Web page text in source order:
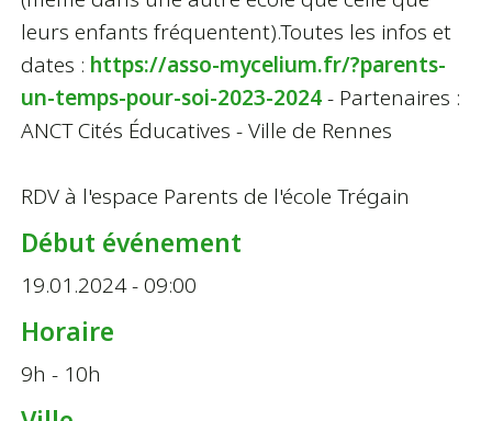
leurs enfants fréquentent).Toutes les infos et
dates : https://asso-mycelium.fr/?parents-
un-temps-pour-soi-2023-2024- Partenaires :
ANCT Cités Éducatives - Ville de Rennes
RDV à l'espace Parents de l'école Trégain
Début événement
19.01.2024 - 09:00
Horaire
9h - 10h